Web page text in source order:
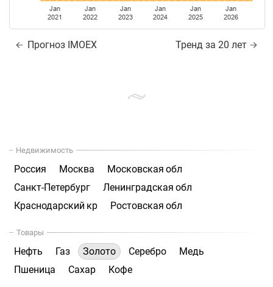
Jan
2021
Jan
2022
Jan
2023
Jan
2024
Jan
2025
Jan
2026
Прогноз IMOEX Тренд за 20 лет
Недвижимость
Россия Москва
Московская обл
Санкт-Петербург
Ленинградская обл
Краснодарский кр
Ростовская обл
Товары
Нефть Газ Золото Серебро
Медь
Пшеница
Сахар Кофе